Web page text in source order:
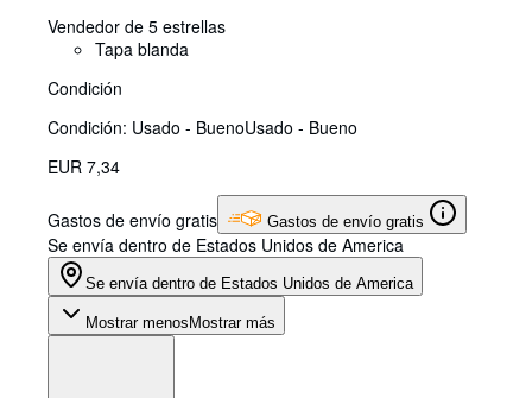
Vendedor de 5 estrellas
Tapa blanda
Condición
Condición: Usado - BuenoUsado - Bueno
EUR 7,34
Gastos de envío gratis Gastos de envío gratis
Se envía dentro de Estados Unidos de America
Se envía dentro de Estados Unidos de America
Mostrar menos Mostrar más